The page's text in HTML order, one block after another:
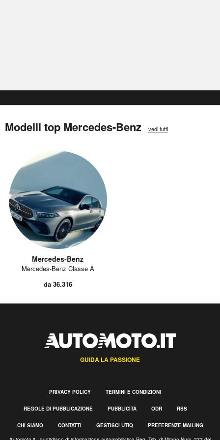
Modelli top Mercedes-Benz vedi tutti
Mercedes-Benz
Mercedes-Benz Classe A
da 36.316
GUIDA LA PASSIONE
PRIVACY POLICY TERMINI E CONDIZIONI
REGOLE DI PUBBLICAZIONE PUBBLICITÀ ODR RSS
CHI SIAMO CONTATTI GESTISCI UTIQ PREFERENZE MAILING